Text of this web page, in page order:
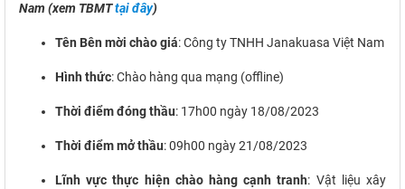
Nam (xem TBMTtại đây)
Tên Bên mời chào giá: Công ty TNHH Janakuasa Việt Nam
Hình thức: Chào hàng qua mạng (offline)
Thời điểm đóng thầu: 17h00 ngày 18/08/2023
Thời điểm mở thầu: 09h00 ngày 21/08/2023
Lĩnh vực thực hiện chào hàng cạnh tranh: Vật liệu xây